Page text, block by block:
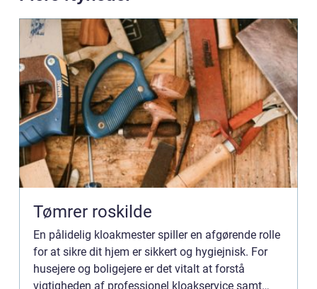
Tømrer roskilde
En pålidelig kloakmester spiller en afgørende rolle
for at sikre dit hjem er sikkert og hygiejnisk. For
husejere og boligejere er det vitalt at forstå
vigtigheden af professionel kloakservice samt